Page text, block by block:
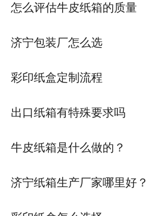
怎么评估牛皮纸箱的质量
济宁包装厂怎么选
彩印纸盒定制流程
出口纸箱有特殊要求吗
牛皮纸箱是什么做的？
济宁纸箱生产厂家哪里好？